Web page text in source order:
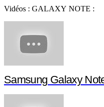
Vidéos : GALAXY NOTE :
Samsung Galaxy